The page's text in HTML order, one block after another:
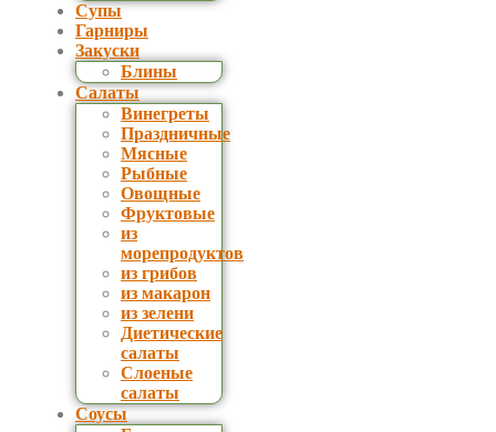
Супы
Гарниры
Закуски
Блины
Салаты
Винегреты
Праздничные
Мясные
Рыбные
Овощные
Фруктовые
из
морепродуктов
из грибов
из макарон
из зелени
Диетические
салаты
Слоеные
салаты
Соусы